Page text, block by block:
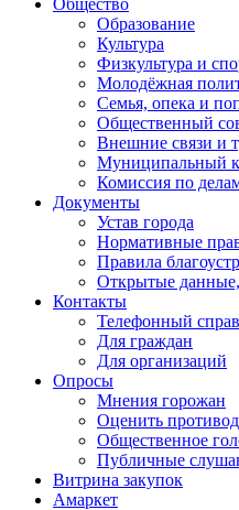
Общество
Образование
Культура
Физкультура и
Молодёжная
Семья, опека и
Общественный
Внешние связи и
Муниципальный
Комиссия по
Документы
Устав города
Нормативные
Правила
Открытые
Контакты
Телефонный
Для граждан
Для организаций
Опросы
Мнения горожан
Оценить
Общественное
Публичные
Витрина закупок
Амаркет